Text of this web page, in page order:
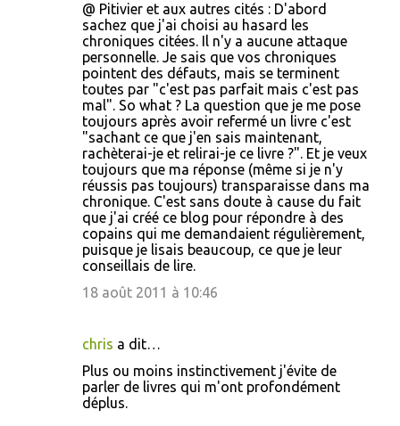
@ Pitivier et aux autres cités : D'abord
sachez que j'ai choisi au hasard les
chroniques citées. Il n'y a aucune attaque
personnelle. Je sais que vos chroniques
pointent des défauts, mais se terminent
toutes par "c'est pas parfait mais c'est pas
mal". So what ? La question que je me pose
toujours après avoir refermé un livre c'est
"sachant ce que j'en sais maintenant,
rachèterai-je et relirai-je ce livre ?". Et je veux
toujours que ma réponse (même si je n'y
réussis pas toujours) transparaisse dans ma
chronique. C'est sans doute à cause du fait
que j'ai créé ce blog pour répondre à des
copains qui me demandaient régulièrement,
puisque je lisais beaucoup, ce que je leur
conseillais de lire.
18 août 2011 à 10:46
chris a dit…
Plus ou moins instinctivement j'évite de
parler de livres qui m'ont profondément
déplus.